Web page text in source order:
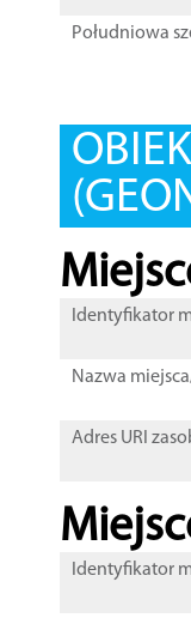
Południowa
Identyfikator
Nazwa
Adres URI
Identyfikator